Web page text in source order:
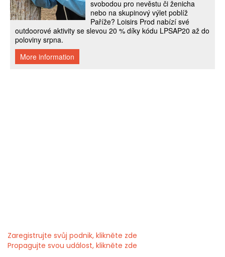
Zaregistrujte svůj podnik, klikněte zde
Propagujte svou událost, klikněte zde